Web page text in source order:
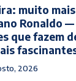
muito
Ronaldo
que fazem
2026